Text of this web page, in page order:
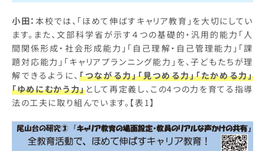
小田： 本校では、「ほめて伸ばすキャリア教育」を大切にしてい
ます。また、文部科学省が示す４つの基礎的・汎用的能力「人
間関係形成・社会形成能力」「自己理解・自己管理能力」「課
題対応能力」「キャリアプランニング能力」を、子どもたちが理
解できるように、「つながる力」「見つめる力」「たかめる力」
「ゆめにむかう力」として再定義し、この4つの力を育てる指導
法の工夫に取り組んでいます。【表1】